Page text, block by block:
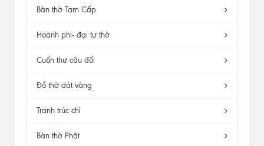
Bàn thờ Tam Cấp
Hoành phi- đại tự thờ
Cuốn thư câu đối
Đồ thờ dát vàng
Tranh trúc chỉ
Bàn thờ Phật